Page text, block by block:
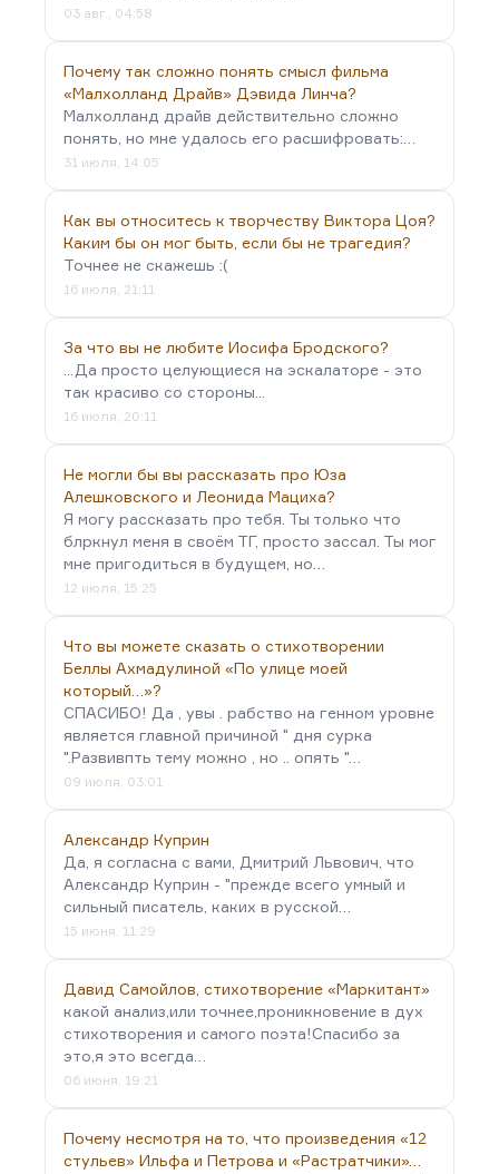
03 авг., 04:58
Почему так сложно понять смысл фильма
«Малхолланд Драйв» Дэвида Линча?
Малхолланд драйв действительно сложно
понять, но мне удалось его расшифровать:…
31 июля, 14:05
Как вы относитесь к творчеству Виктора Цоя?
Каким бы он мог быть, если бы не трагедия?
Точнее не скажешь :(
16 июля, 21:11
За что вы не любите Иосифа Бродского?
...Да просто целующиеся на эскалаторе - это
так красиво со стороны...
16 июля, 20:11
Не могли бы вы рассказать про Юза
Алешковского и Леонида Мациха?
Я могу рассказать про тебя. Ты только что
блркнул меня в своём ТГ, просто зассал. Ты мог
мне пригодиться в будущем, но…
12 июля, 15:25
Что вы можете сказать о стихотворении
Беллы Ахмадулиной «По улице моей
который…»?
СПАСИБО! Да , увы . рабство на генном уровне
является главной причиной " дня сурка
".Развивпть тему можно , но .. опять "…
09 июля, 03:01
Александр Куприн
Да, я согласна с вами, Дмитрий Львович, что
Александр Куприн - "прежде всего умный и
сильный писатель, каких в русской…
15 июня, 11:29
Давид Самойлов, стихотворение «Маркитант»
какой анализ,или точнее,проникновение в дух
стихотворения и самого поэта!Спасибо за
это,я это всегда…
06 июня, 19:21
Почему несмотря на то, что произведения «12
стульев» Ильфа и Петрова и «Растратчики»…